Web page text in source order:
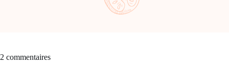
2 commentaires